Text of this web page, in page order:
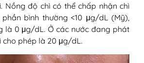
Nồng độ chì có thể chấp nhận chì
bình thường <10 μg/dL (Mỹ),
là 0 μg/dL. Ở các nước đang phát
cho phép là 20 μg/dL.